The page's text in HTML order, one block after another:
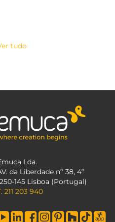
tudo
Lda.
da Liberdade nº 38, 4º
145 Lisboa (Portugal)
211 203 940